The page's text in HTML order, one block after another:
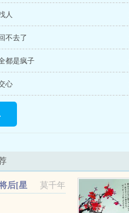
人
不去了
都是疯子
心
莫千年
后[星